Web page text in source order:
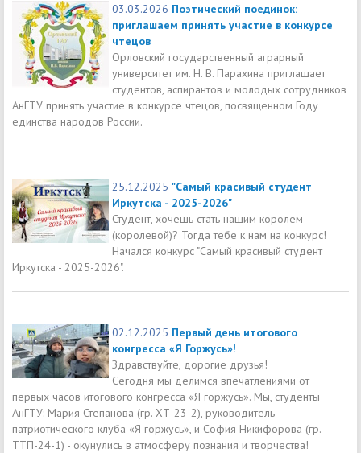
03.03.2026 Поэтический поединок:
приглашаем принять участие в конкурсе
чтецов
Орловский государственный аграрный
университет им. Н. В. Парахина приглашает
студентов, аспирантов и молодых сотрудников
АнГТУ принять участие в конкурсе чтецов, посвященном Году
единства народов России.
25.12.2025 "Самый красивый студент
Иркутска - 2025-2026"
Студент, хочешь стать нашим королем
(королевой)? Тогда тебе к нам на конкурс!
Начался конкурс "Самый красивый студент
Иркутска - 2025-2026".
02.12.2025 Первый день итогового
конгресса «Я Горжусь»!
Здравствуйте, дорогие друзья!
Сегодня мы делимся впечатлениями от
первых часов итогового конгресса «Я горжусь». Мы, студенты
АнГТУ: Мария Степанова (гр. ХТ-23-2), руководитель
патриотического клуба «Я горжусь», и София Никифорова (гр.
ТТП-24-1) - окунулись в атмосферу познания и творчества!